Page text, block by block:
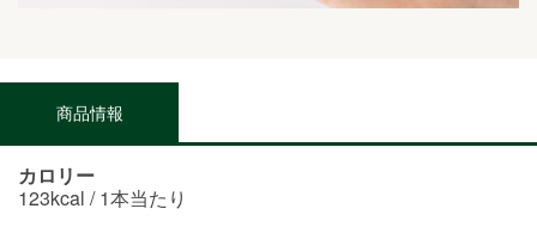
商品情報
カロリー
123kcal / 1本当たり